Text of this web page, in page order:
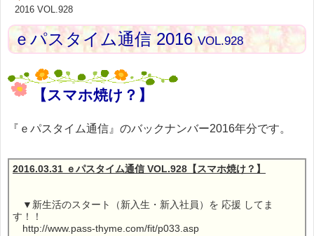
2016 VOL.928
ｅパスタイム通信 2016VOL.928
【スマホ焼け？】
『ｅパスタイム通信』のバックナンバー2016年分です。
2016.03.31 ｅパスタイム通信 VOL.928【スマホ焼け？】
▼新生活のスタート（新入生・新入社員）を 応援 してま
す！！
http://www.pass-thyme.com/fit/p033.asp